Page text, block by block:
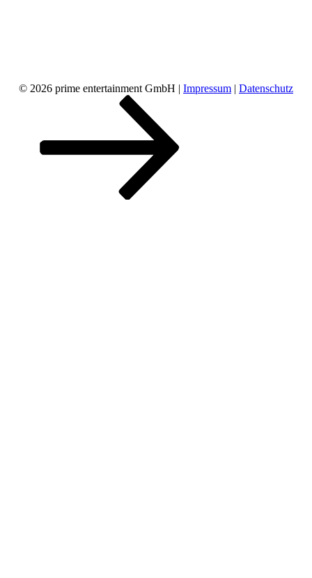
© 2026 prime entertainment GmbH | Impressum | Datenschutz